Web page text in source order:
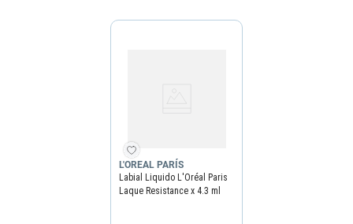
L'OREAL PARÍS
Labial Liquido L'Oréal Paris
Laque Resistance x 4.3 ml